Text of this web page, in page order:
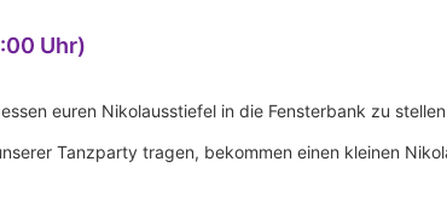
Uhr)
euren Nikolausstiefel in die Fensterbank zu stellen
Tanzparty tragen, bekommen einen kleinen